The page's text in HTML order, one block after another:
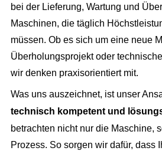
bei der Lieferung, Wartung und
Maschinen, die täglich
müssen. Ob es sich um eine neue
Überholungsprojekt oder
wir denken praxisorientiert mit.
Was uns auszeichnet, ist unser
technisch kompetent und
betrachten nicht nur die Maschine,
Prozess. So sorgen wir dafür, dass